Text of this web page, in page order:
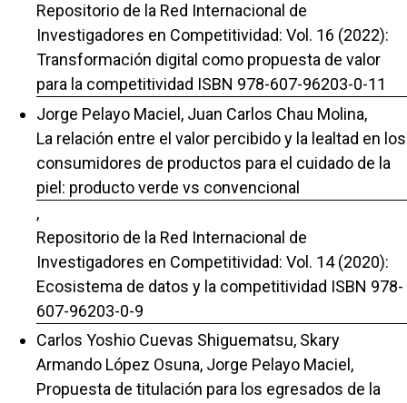
Repositorio de la Red Internacional de
Investigadores en Competitividad: Vol. 16 (2022):
Transformación digital como propuesta de valor
para la competitividad ISBN 978-607-96203-0-11
Jorge Pelayo Maciel, Juan Carlos Chau Molina,
La relación entre el valor percibido y la lealtad en los
consumidores de productos para el cuidado de la
piel: producto verde vs convencional
,
Repositorio de la Red Internacional de
Investigadores en Competitividad: Vol. 14 (2020):
Ecosistema de datos y la competitividad ISBN 978-
607-96203-0-9
Carlos Yoshio Cuevas Shiguematsu, Skary
Armando López Osuna, Jorge Pelayo Maciel,
Propuesta de titulación para los egresados de la